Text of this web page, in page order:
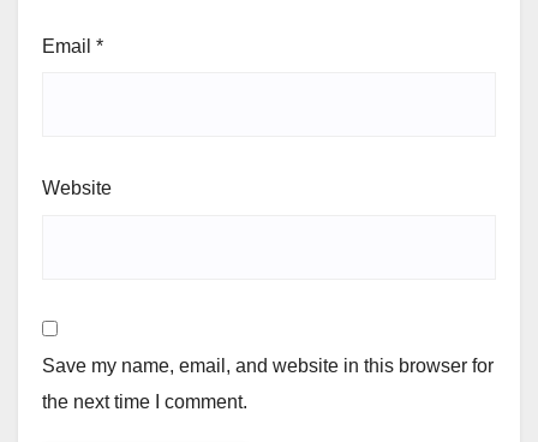
Email *
Website
Save my name, email, and website in this browser for
the next time I comment.